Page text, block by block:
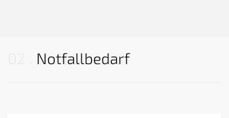
Notfallbedarf